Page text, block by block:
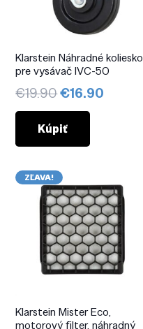
Klarstein Náhradné koliesko
pre vysávač IVC-50
€19.90Pôvodná
cena
bola:
€19.90.
€16.90
Kúpiť
ZĽAVA!
Klarstein Mister Eco,
motorový filter, náhradný